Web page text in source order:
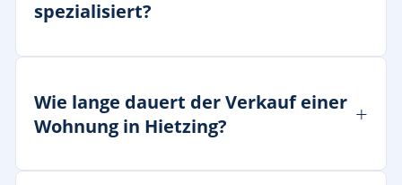
spezialisiert?
Wie lange dauert der Verkauf einer
Wohnung in Hietzing?